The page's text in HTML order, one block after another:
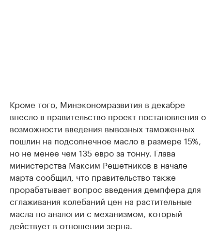
Кроме того, Минэкономразвития в декабре
внесло в правительство проект постановления о
возможности введения вывозных таможенных
пошлин на подсолнечное масло в размере 15%,
но не менее чем 135 евро за тонну. Глава
министерства Максим Решетников в начале
марта сообщил, что правительство также
прорабатывает вопрос введения демпфера для
сглаживания колебаний цен на растительные
масла по аналогии с механизмом, который
действует в отношении зерна.